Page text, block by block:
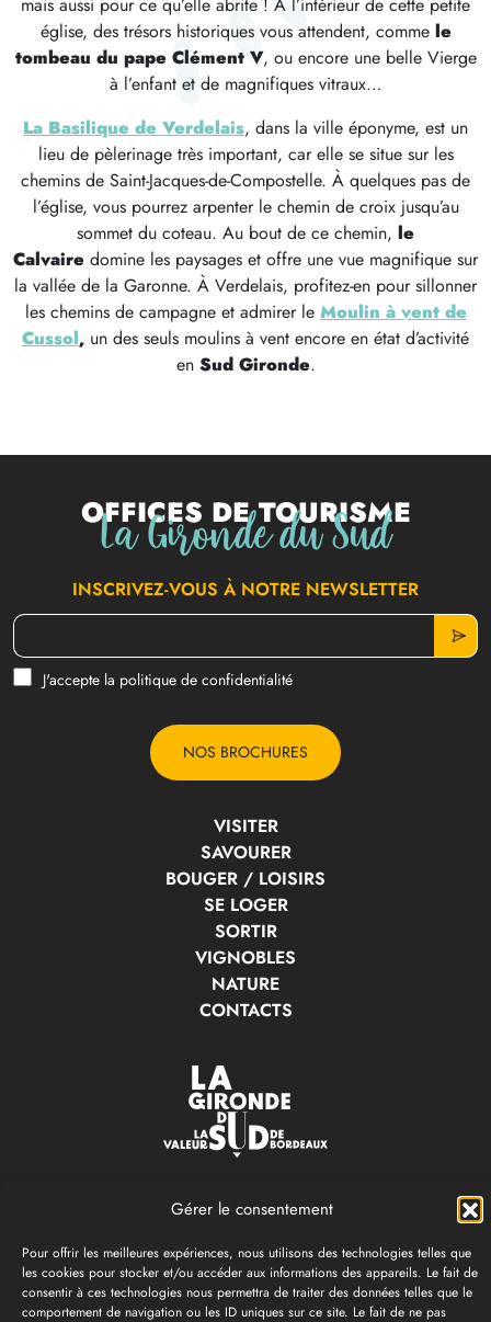
Gérer le consentement
Pour offrir les meilleures expériences, nous utilisons des technologies telles que
les cookies pour stocker et/ou accéder aux informations des appareils. Le fait de
consentir à ces technologies nous permettra de traiter des données telles que le
comportement de navigation ou les ID uniques sur ce site. Le fait de ne pas
église, des trésors historiques vous attendent, comme le
tombeau du pape Clément V, ou encore une belle Vierge
à l’enfant et de magnifiques vitraux…
La Basilique de Verdelais, dans la ville éponyme, est un
lieu de pèlerinage très important, car elle se situe sur les
chemins de Saint-Jacques-de-Compostelle. À quelques pas de
l’église, vous pourrez arpenter le chemin de croix jusqu’au
sommet du coteau. Au bout de ce chemin, le
Calvaire domine les paysages et offre une vue magnifique sur
la vallée de la Garonne. À Verdelais, profitez-en pour sillonner
les chemins de campagne et admirer le Moulin à vent de
Cussol, un des seuls moulins à vent encore en état d’activité
enSud Gironde.
Offices de tourisme
La Gironde du Sud
INSCRIVEZ-VOUS À NOTRE NEWSLETTER
J'accepte la politique de confidentialité
NOS BROCHURES
VISITER
SAVOURER
BOUGER / LOISIRS
SE LOGER
SORTIR
VIGNOBLES
NATURE
CONTACTS
LA GIRONDE DU SUD
Langon
Saint-Macaire Bazas- Cadillac-sur-garonne
Ouvert toute l'année